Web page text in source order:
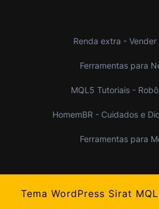
Renda extra - Vender
Ferramentas para
MQL5 Tutoriais -
HomemBR - Cuidados e
Ferramentas para
Tema WordPress Sirat